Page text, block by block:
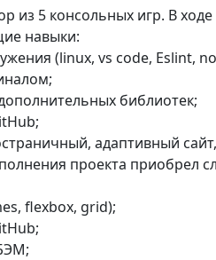
из 5 консольных игр. В
навыки:
(linux, vs code, Eslint,
библиотек;
адаптивный
проекта приобрел
flexbox, grid);